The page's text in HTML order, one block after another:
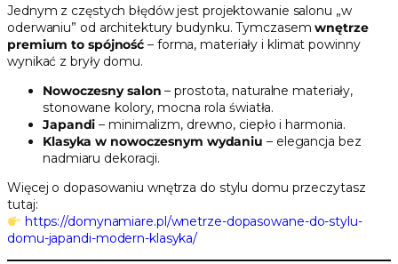
Jednym z częstych błędów jest projektowanie salonu „w
oderwaniu” od architektury budynku. Tymczasemwnętrze
premium to spójność – forma, materiały i klimat powinny
wynikać z bryły domu.
Nowoczesny salon – prostota, naturalne materiały,
stonowane kolory, mocna rola światła.
Japandi – minimalizm, drewno, ciepło i harmonia.
Klasyka w nowoczesnym wydaniu – elegancja bez
nadmiaru dekoracji.
Więcej o dopasowaniu wnętrza do stylu domu przeczytasz
tutaj:
https://domynamiare.pl/wnetrze-dopasowane-do-stylu-
domu-japandi-modern-klasyka/